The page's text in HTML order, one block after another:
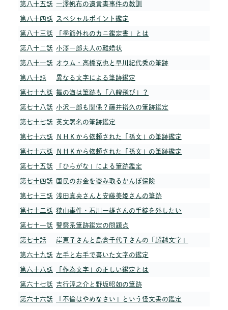
第八十五話 一澤帆布の遺言書事件の教訓
第八十四話 スペシャルポイント鑑定
第八十三話 「季節外れのカニ鑑定書」とは
第八十二話 小澤一郎夫人の離婚状
第八十一話 オウム・高橋克也と早川紀代秀の筆跡
第八十話 異なる文字による筆跡鑑定
第七十九話 舞の海は筆跡も「八艘飛び」？
第七十八話 小沢一郎も関係？藤井裕久の筆跡鑑定
第七十七話 英文署名の筆跡鑑定
第七十六話 ＮＨＫから依頼された「孫文」の筆跡鑑定
第七十六話 ＮＨＫから依頼された「孫文」の筆跡鑑定
第七十五話 「ひらがな」による筆跡鑑定
第七十四話 国民のお金を盗み取るかんぽ保険
第七十三話 浅田真央さんと安藤美姫さんの筆跡
第七十二話 狭山事件・石川一雄さんの手錠を外したい
第七十一話 警察系筆跡鑑定の問題点
第七十話 岸恵子さんと島倉千代子さんの「超越文字」
第六十九話 左手と右手で書いた文字の鑑定
第六十八話 「作為文字」の正しい鑑定とは
第六十七話 吉行淳之介と野坂昭如の筆跡
第六十六話 「不倫はやめなさい」という怪文書の鑑定